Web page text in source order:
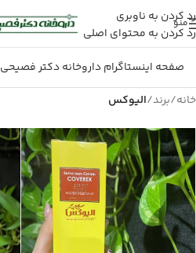
رد کردن به ناوبری
رد کردن به محتوای اصلی
منو
صفحه اینستاگرام داروخانه دکتر فصیحی
خانه/برند/الیوکس